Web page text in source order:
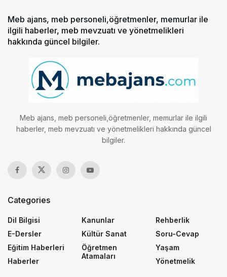
Meb ajans, meb personeli,öğretmenler, memurlar ile
ilgili haberler, meb mevzuatı ve yönetmelikleri
hakkında güncel bilgiler.
Meb ajans, meb personeli,öğretmenler, memurlar ile ilgili
haberler, meb mevzuatı ve yönetmelikleri hakkında güncel
bilgiler.
Categories
Dil Bilgisi
E-Dersler
Eğitim Haberleri
Haberler
Kanunlar
Kültür Sanat
Öğretmen
Atamaları
Rehberlik
Soru-Cevap
Yaşam
Yönetmelik